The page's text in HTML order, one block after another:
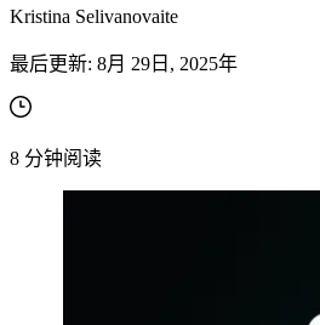
Kristina Selivanovaite
最后更新: 8月 29日, 2025年
8 分钟阅读